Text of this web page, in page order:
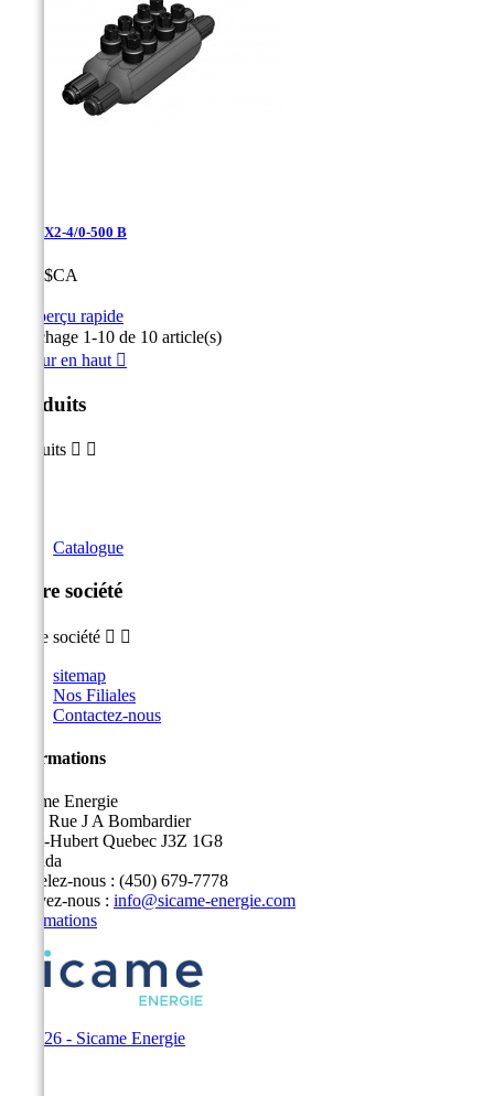
PHS2X2-4/0-500 B
0,00 $CA
Aperçu rapide
Affichage 1-10 de 10 article(s)
Retour en haut 
Produits
Produits  
Catalogue
Notre société
Notre société  
sitemap
Nos Filiales
Contactez-nous
Informations
Sicame Energie
5400 Rue J A Bombardier
Saint-Hubert Quebec J3Z 1G8
Canada
Appelez-nous : (450) 679-7778
Écrivez-nous : info@sicame-energie.com
Informations
© 2026 - Sicame Energie